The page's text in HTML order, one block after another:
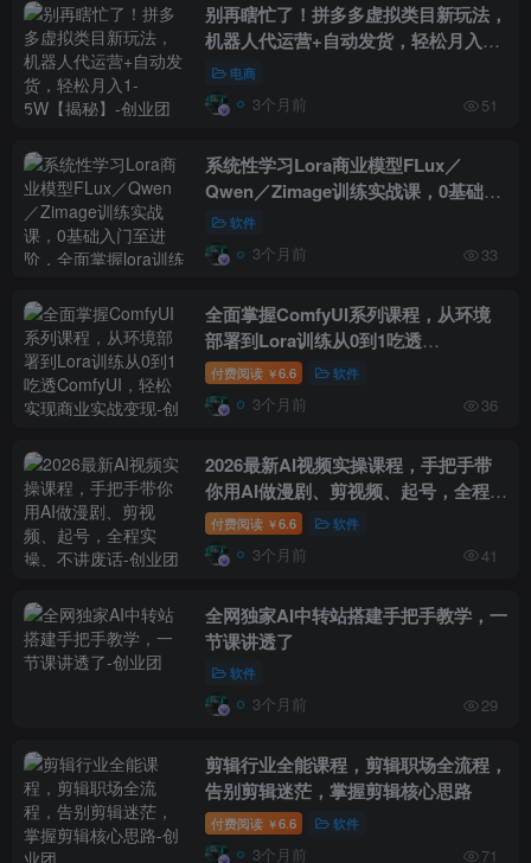
别再瞎忙了！拼多多虚拟类目新玩法，
机器人代运营+自动发货，轻松月入1-
5W【揭秘】
电商
3个月前 51
系统性学习Lora商业模型FLux／
Qwen／Zimage训练实战课，0基础入
门至进阶，全面掌握lora训练核心内容
软件
3个月前 33
全面掌握ComfyUI系列课程，从环境
部署到Lora训练从0到1吃透
ComfyUI，轻松实现商业实战变现
付费阅读 ￥6.6 软件
3个月前 36
2026最新AI视频实操课程，手把手带
你用AI做漫剧、剪视频、起号，全程实
操、不讲废话
付费阅读 ￥6.6 软件
3个月前 41
全网独家AI中转站搭建手把手教学，一
节课讲透了
软件
3个月前 29
剪辑行业全能课程，剪辑职场全流程，
告别剪辑迷茫，掌握剪辑核心思路
付费阅读 ￥6.6 软件
3个月前 71